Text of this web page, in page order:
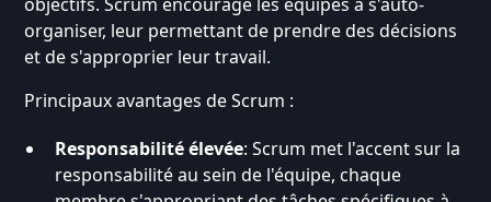
organiser, leur permettant de prendre des décisions
et de s'approprier leur travail.
Principaux avantages de Scrum :
Responsabilité élevée: Scrum met l'accent sur la
responsabilité au sein de l'équipe, chaque